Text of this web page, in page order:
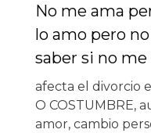
No me ama
lo amo pero
saber si no me
afecta el divorcio
O COSTUMBRE,
amor, cambio